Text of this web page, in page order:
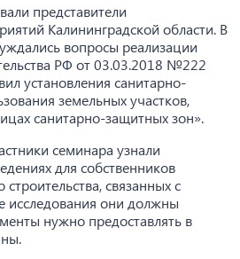
представители
Калининградской области. В
вопросы реализации
РФ от 03.03.2018 №222
установления санитарно-
земельных участков,
санитарно-защитных зон».
семинара узнали
для собственников
связанных с
исследования они должны
нужно предоставлять в